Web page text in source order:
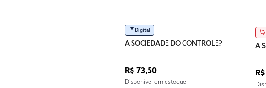
Digital
A SOCIEDADE DO CONTROLE?
R$ 73,50
Disponível em estoque
A